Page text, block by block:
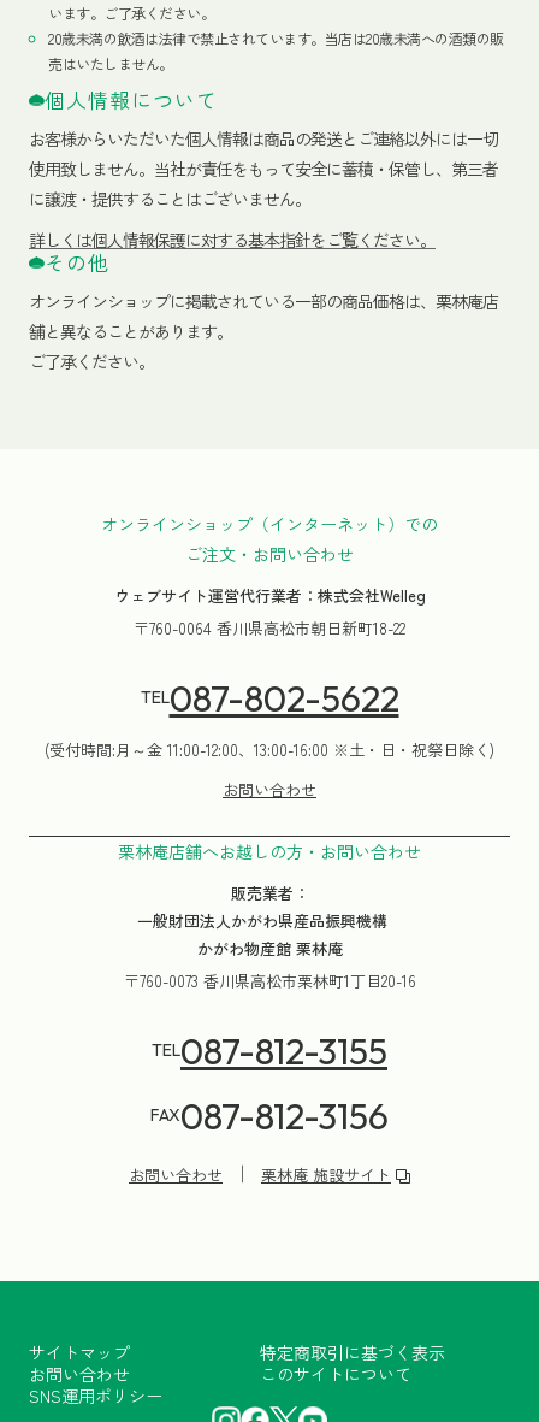
います。ご了承ください。
20歳未満の飲酒は法律で禁止されています。当店は20歳未満への酒類の販
売はいたしません。
個人情報について
お客様からいただいた個人情報は商品の発送とご連絡以外には一切
使用致しません。当社が責任をもって安全に蓄積・保管し、第三者
に譲渡・提供することはございません。
詳しくは個人情報保護に対する基本指針をご覧ください。
その他
オンラインショップに掲載されている一部の商品価格は、栗林庵店
舗と異なることがあります。
ご了承ください。
オンラインショップ（インターネット）での
ご注文・お問い合わせ
ウェブサイト運営代行業者：株式会社Welleg
〒760-0064 香川県高松市朝日新町18-22
TEL087-802-5622
(受付時間:月～金 11:00-12:00、13:00-16:00 ※土・日・祝祭日除く)
お問い合わせ
栗林庵店舗へお越しの方・お問い合わせ
販売業者：
一般財団法人かがわ県産品振興機構
かがわ物産館 栗林庵
〒760-0073 香川県高松市栗林町1丁目20-16
TEL087-812-3155
FAX087-812-3156
お問い合わせ 栗林庵 施設サイト
サイトマップ
特定商取引に基づく表示
お問い合わせ
このサイトについて
SNS運用ポリシー